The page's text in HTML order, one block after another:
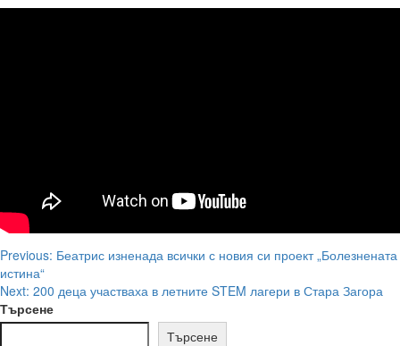
Post
navigation
Previous: Беатрис изненада всички с новия си проект „Болезнената
истина“
Next: 200 деца участваха в летните STEM лагери в Стара Загора
Търсене
Търсене